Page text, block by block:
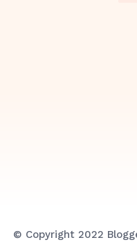
© Copyright 2022